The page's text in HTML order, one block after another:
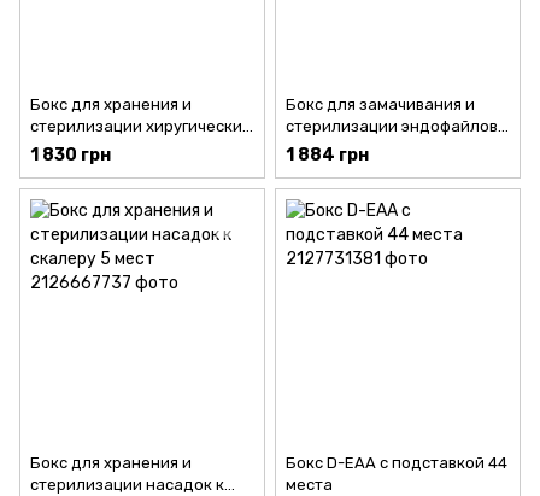
Бокс для хранения и
стерилизации хиругических
боров 16 мест
1 830 грн
Бокс для замачивания и
стерилизации эндофайлов с
подставкой 20 инстр
1 884 грн
Бокс для хранения и
стерилизации насадок к
Бокс D-EAA с подставкой 44
места